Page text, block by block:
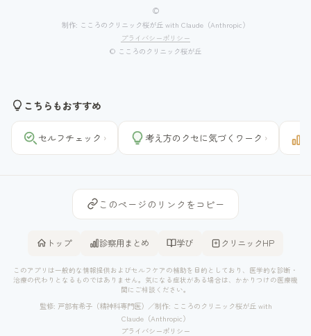
©
制作: こころのクリニック桜が丘 with Claude（Anthropic）
プライバシーポリシー
© こころのクリニック桜が丘
こちらもおすすめ
セルフチェック › 考え方のクセに気づくワーク ›
このページのリンクをコピー
トップ 診察用まとめ 学び クリニックHP
このアプリは一般的な情報提供およびセルフケアの補助を目的としており、医学的な診断・
治療の代わりとなるものではありません。気になる症状がある場合は、かかりつけの医療機
関にご相談ください。
監修: 戸部有希子（精神科専門医）／制作: こころのクリニック桜が丘 with
Claude（Anthropic）
プライバシーポリシー